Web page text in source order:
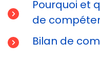
Pourquoi et
de
Bilan de